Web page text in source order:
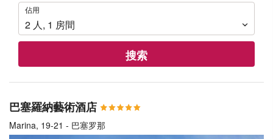
佔
用
佔用
2 人, 1 房間
搜索
巴塞羅納藝術酒店
Marina, 19-21 - 巴塞罗那